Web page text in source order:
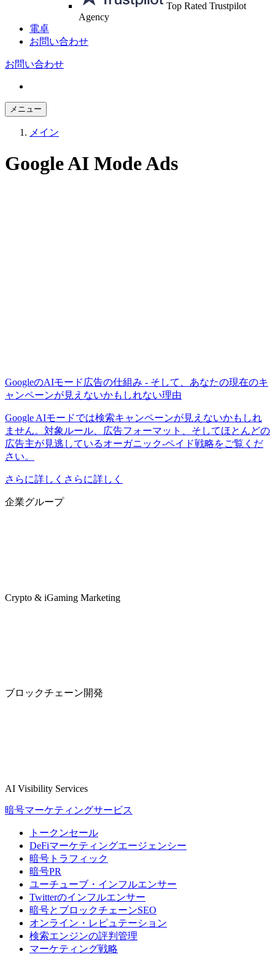
Top Rated Trustpilot
Agency
電卓
お問い合わせ
お問い合わせ
メニュー
メイン
Google AI Mode Ads
GoogleのAIモード広告の仕組み - そして、あなたの現在のキ
ャンペーンが見えないかもしれない理由
Google AIモードでは検索キャンペーンが見えないかもしれ
ません。対象ルール、広告フォーマット、そしてほとんどの
広告主が見逃しているオーガニック-ペイド戦略をご覧くだ
さい。
さらに詳しくさらに詳しく
企業グループ
Crypto & iGaming Marketing
ブロックチェーン開発
AI Visibility Services
暗号マーケティングサービス
トークンセール
DeFiマーケティングエージェンシー
暗号トラフィック
暗号PR
ユーチューブ・インフルエンサー
Twitterのインフルエンサー
暗号とブロックチェーンSEO
オンライン・レピュテーション
検索エンジンの評判管理
マーケティング戦略